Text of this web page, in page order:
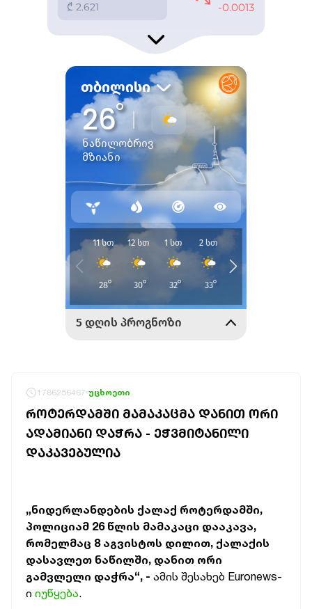
1786256467 უცხოეთი
ᲠᲝᲢᲔᲠᲓᲐᲛᲨᲘ ᲛᲐᲛᲐᲙᲐᲪᲛᲐ ᲓᲐᲜᲘᲗ ᲝᲠᲘ
ᲐᲓᲐᲛᲘᲐᲜᲘ ᲓᲐᲭᲠᲐ - ᲔᲭᲕᲛᲘᲢᲐᲜᲘᲚᲘ
ᲓᲐᲙᲐᲕᲔᲑᲣᲚᲘᲐ
„ნიდერლანდების ქალაქ როტერდამში,
პოლიციამ 26 წლის მამაკაცი დააკავა,
რომელმაც 8 აგვისტოს დილით, ქალაქის
დასავლეთ ნაწილში, დანით ორი
გამვლელი დაჭრა“, - ამის შესახებ Euronews-
ი იუწყება.